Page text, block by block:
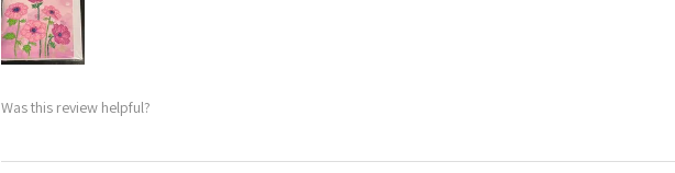
Was this review helpful?